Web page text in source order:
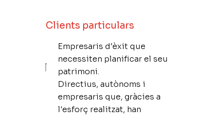
Clients particulars
Empresaris d'èxit que
necessiten planificar el seu
patrimoni.
Directius, autònoms i
empresaris que, gràcies a
l'esforç realitzat, han